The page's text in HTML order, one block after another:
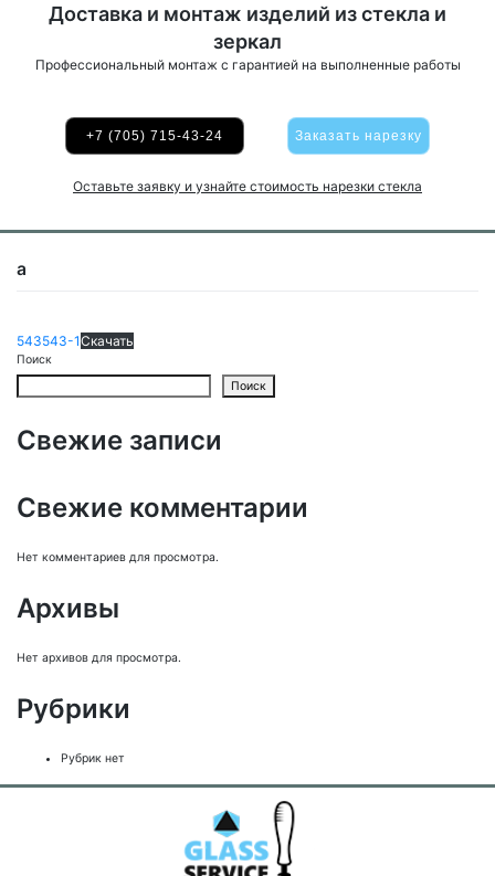
Доставка и монтаж изделий из стекла и
зеркал
Профессиональный монтаж с гарантией на выполненные работы
+7 (705) 715-43-24 Заказать нарезку
Оставьте заявку и узнайте стоимость нарезки стекла
а
543543-1Скачать
Поиск
Поиск
Свежие записи
Свежие комментарии
Нет комментариев для просмотра.
Архивы
Нет архивов для просмотра.
Рубрики
Рубрик нет